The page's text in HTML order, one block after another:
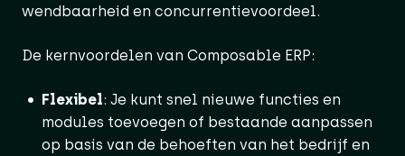
wendbaarheid en concurrentievoordeel.
De kernvoordelen van Composable ERP:
Flexibel: Je kunt snel nieuwe functies en
modules toevoegen of bestaande aanpassen
op basis van de behoeften van het bedrijf en